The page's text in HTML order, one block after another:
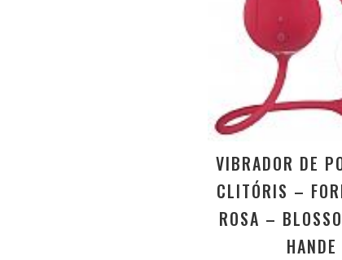
VIBRADOR DE
CLITÓRIS –
ROSA –
HANDE